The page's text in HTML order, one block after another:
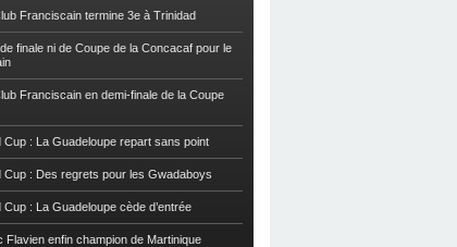
Franciscain termine 3e à Trinidad
finale ni de Coupe de la Concacaf pour le
Franciscain en demi-finale de la Coupe
Cup : La Guadeloupe repart sans point
Cup : Des regrets pour les Gwadaboys
Cup : La Guadeloupe cède d’entrée
Flavien enfin champion de Martinique